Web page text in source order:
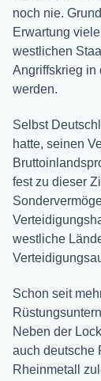
noch nie.
Erwartung
westlichen
Angriffskrieg in
werden.
Selbst
hatte, seinen
fest zu dieser
westliche
Schon seit
Neben der
auch deutsche
Rheinmetall